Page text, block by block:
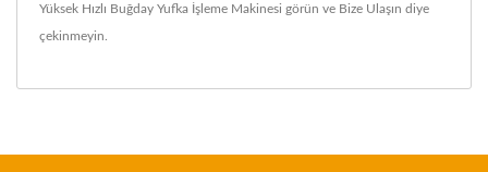
Yüksek Hızlı Buğday Yufka İşleme Makinesi görün ve Bize Ulaşın diye
çekinmeyin.